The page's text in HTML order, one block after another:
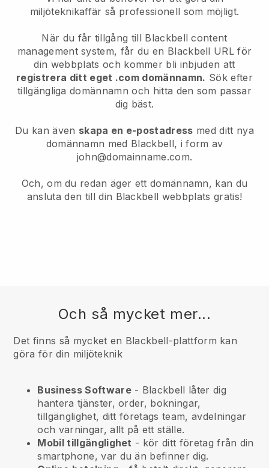
miljöteknikaffär så professionell som möjligt.
När du får tillgång till Blackbell content
management system, får du en Blackbell URL för
din webbplats och kommer bli inbjuden att
registrera ditt eget .com domännamn. Sök efter
tillgängliga domännamn och hitta den som passar
dig bäst.
Du kan även skapa en e-postadress med ditt nya
domännamn med Blackbell, i form av
john@domainname.com.
Och, om du redan äger ett domännamn, kan du
ansluta den till din Blackbell webbplats gratis!
Och så mycket mer...
Det finns så mycket en Blackbell-plattform kan
göra för din miljöteknik
Business Software- Blackbell låter dig
hantera tjänster, order, bokningar,
tillgänglighet, ditt företags team, avdelningar
och varningar, allt på ett ställe.
Mobil tillgänglighet - kör ditt företag från din
smartphone, var du än befinner dig.